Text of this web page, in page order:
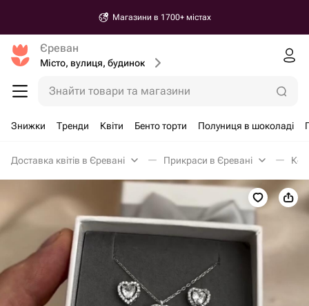
Магазини в 1700+ містах
Єреван
Місто, вулиця, будинок
Знайти товари та магазини
Знижки Тренди Квіти Бенто торти Полуниця в шоколаді
Доставка квітів в Єревані Прикраси в Єревані